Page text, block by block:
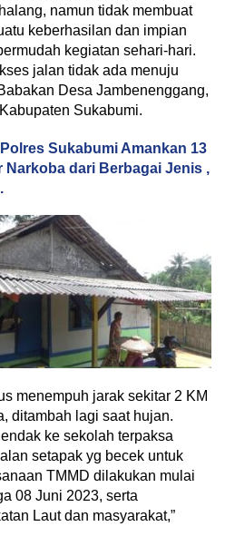
namun tidak membuat
keberhasilan dan impian
kegiatan sehari-hari.
jalan tidak ada menuju
Desa Jambenenggang,
Sukabumi.
Sukabumi Amankan 13
Narkoba dari Berbagai Jenis ,
menempuh jarak sekitar 2 KM
ditambah lagi saat hujan.
ke sekolah terpaksa
setapak yg becek untuk
TMMD dilakukan mulai
08 Juni 2023, serta
Laut dan masyarakat,”